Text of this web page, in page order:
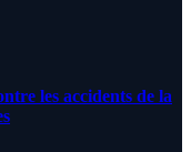
les accidents de la